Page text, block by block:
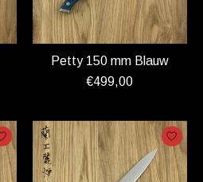
Petty 150 mm Blauw
€499,00